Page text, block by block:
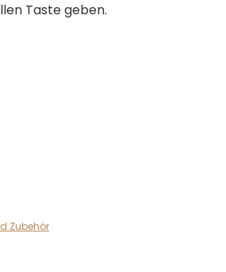
Taste geben.
Zubehör